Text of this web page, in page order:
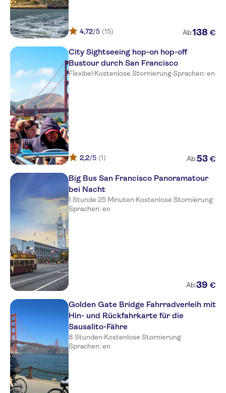
4,72/5 (15) Ab:138 €
City Sightseeing hop-on hop-off
Bustour durch San Francisco
Flexibel·Kostenlose Stornierung·Sprachen: en
2,2/5 (1) Ab:53 €
Big Bus San Francisco Panoramatour
bei Nacht
1 Stunde 25 Minuten·Kostenlose Stornierung·
Sprachen: en
Ab:39 €
Golden Gate Bridge Fahrradverleih mit
Hin- und Rückfahrkarte für die
Sausalito-Fähre
8 Stunden·Kostenlose Stornierung·
Sprachen: en